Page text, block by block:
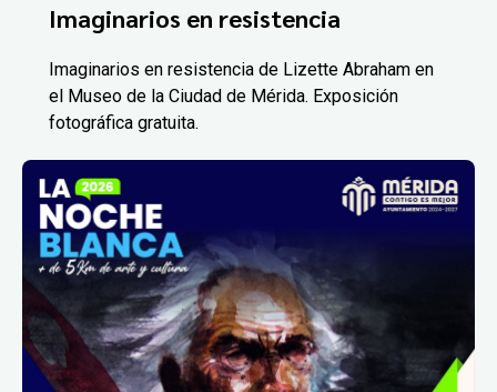
Imaginarios en resistencia
Imaginarios en resistencia de Lizette Abraham en
el Museo de la Ciudad de Mérida. Exposición
fotográfica gratuita.